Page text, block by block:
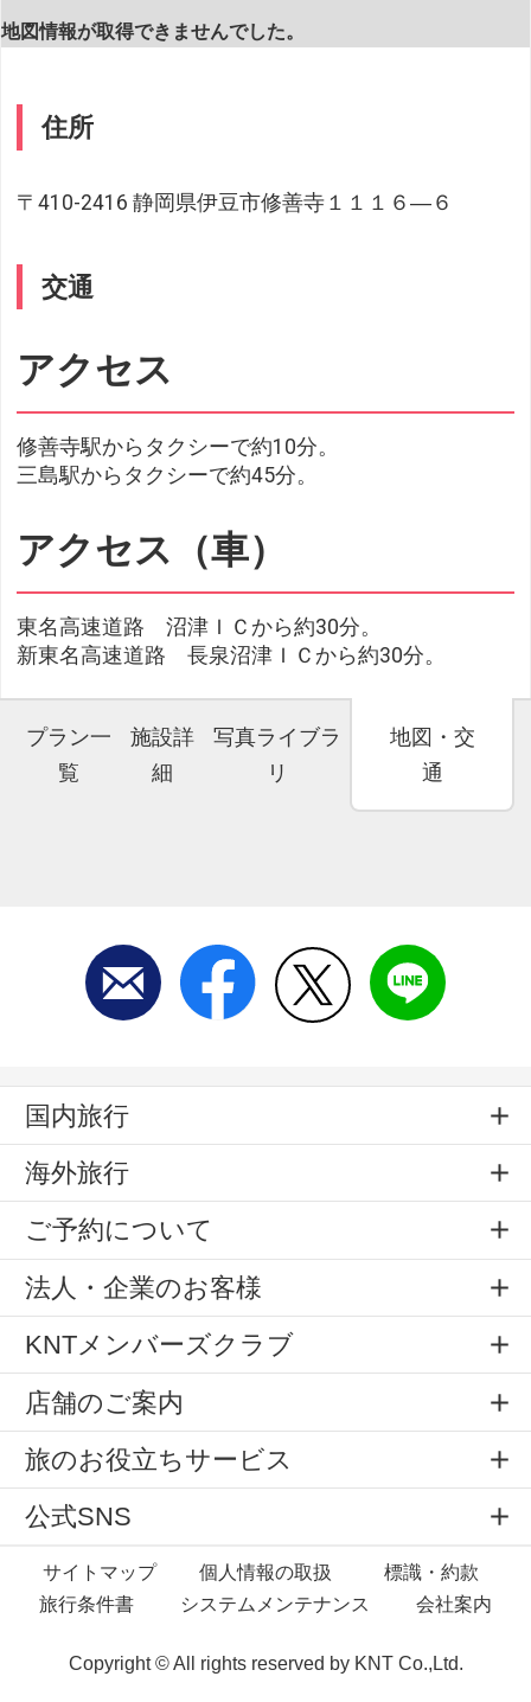
地図情報が取得できませんでした。
住所
〒410-2416 静岡県伊豆市修善寺１１１６―６
交通
アクセス
修善寺駅からタクシーで約10分。
三島駅からタクシーで約45分。
アクセス（車）
東名高速道路 沼津ＩＣから約30分。
新東名高速道路 長泉沼津ＩＣから約30分。
プラン一
覧
施設詳
細
写真ライブラ
リ
地図・交
通
国内旅行
海外旅行
ご予約について
法人・企業のお客様
KNTメンバーズクラブ
店舗のご案内
旅のお役立ちサービス
公式SNS
サイトマップ 個人情報の取扱
標識・約款
旅行条件書
システムメンテナンス 会社案内
Copyright © All rights reserved by KNT Co.,Ltd.